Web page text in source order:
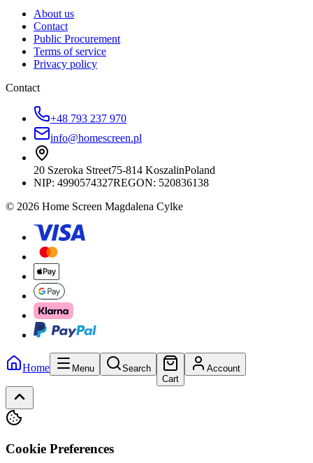
About us
Contact
Public Procurement
Terms of service
Privacy policy
Contact
+48 793 237 970
info@homescreen.pl
20 Szeroka Street75-814 KoszalinPoland
NIP: 4990574327REGON: 520836138
© 2026 Home Screen Magdalena Cylke
Home Menu
Search
Cart
Account
Cookie Preferences